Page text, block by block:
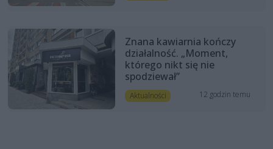
Znana kawiarnia kończy
działalność. „Moment,
którego nikt się nie
spodziewał”
Aktualności 12 godzin temu